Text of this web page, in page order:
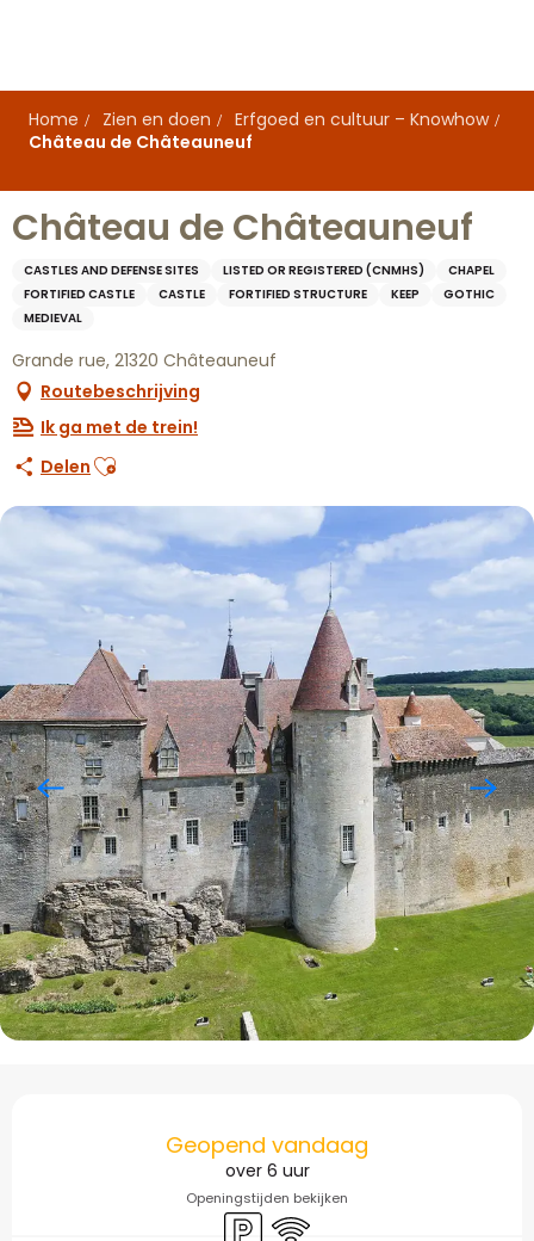
principal
Home
Zien en doen
Erfgoed en cultuur – Knowhow
Château de Châteauneuf
Château de Châteauneuf
CASTLES AND DEFENSE SITES LISTED OR REGISTERED (CNMHS)
CHAPEL
FORTIFIED CASTLE
CASTLE FORTIFIED STRUCTURE KEEP
GOTHIC
MEDIEVAL
Grande rue, 21320 Châteauneuf
Routebeschrijving
Ik ga met de trein!
Delen Ajouter aux favoris
Openingstijden en
Geopend vandaag
over 6 uur
Openingstijden bekijken
Parkeerplaats
Wifi